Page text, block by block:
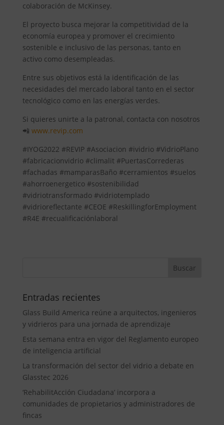
colaboración de McKinsey.
El proyecto busca mejorar la competitividad de la
economía europea y promover el crecimiento
sostenible e inclusivo de las personas, tanto en
activo como desempleadas.
Entre sus objetivos está la identificación de las
necesidades del mercado laboral tanto en el sector
tecnológico como en las energías verdes.
Si quieres unirte a la patronal, contacta con nosotros
📲 www.revip.com
#IYOG2022 #REVIP #Asociacion #ividrio #VidrioPlano
#fabricacionvidrio #climalit #PuertasCorrederas
#fachadas #mamparasBaño #cerramientos #suelos
#ahorroenergetico #sostenibilidad
#vidriotransformado #vidriotemplado
#vidrioreflectante #CEOE #ReskillingforEmployment
#R4E #recualificaciónlaboral
Entradas recientes
Glass Build America reúne a arquitectos, ingenieros
y vidrieros para una jornada de aprendizaje
Esta semana entra en vigor del Reglamento europeo
de inteligencia artificial
La transformación del sector del vidrio a debate en
Glasstec 2026
‘RehabilitAcción Ciudadana’ incorpora a
comunidades de propietarios y administradores de
fincas